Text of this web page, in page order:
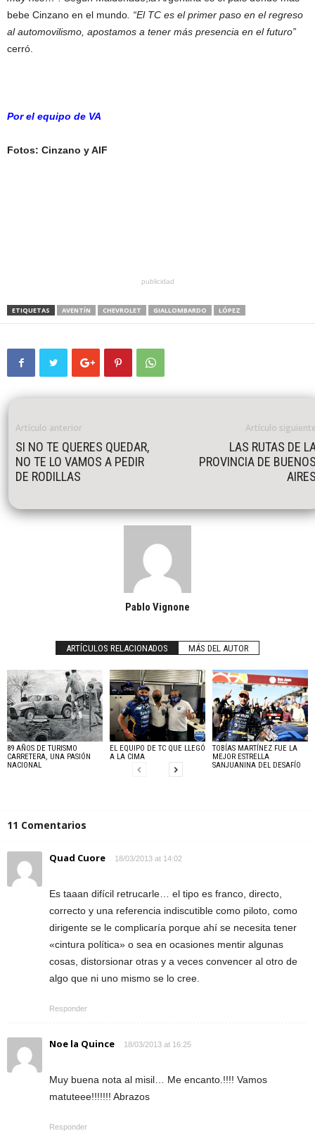
bebe Cinzano en el mundo . “El TC es el primer paso en el regreso
al automovilismo, apostamos a tener más presencia en el futuro”
cerró.
Por el equipo de VA
Fotos: Cinzano y AIF
publicidad
ETIQUETAS AVENTÍN CHEVROLET GIALLOMBARDO LÓPEZ
Artículo anterior
SI NO TE QUERES QUEDAR,
NO TE LO VAMOS A PEDIR
DE RODILLAS
Artículo
LAS RUTAS DE
PROVINCIA DE
Pablo Vignone
ARTÍCULOS RELACIONADOS MÁS DEL AUTOR
89 AÑOS DE TURISMO
CARRETERA, UNA PASIÓN
NACIONAL
EL EQUIPO DE TC QUE LLEGÓ
A LA CIMA
TOBÍAS MARTÍNEZ FUE LA
MEJOR ESTRELLA
SANJUANINA DEL DESAFÍO
11 Comentarios
Quad Cuore 18/03/2013 at 14:02
Es taaan difícil retrucarle… el tipo es franco, directo,
correcto y una referencia indiscutible como piloto, como
dirigente se le complicaría porque ahí se necesita tener
«cintura política» o sea en ocasiones mentir algunas
cosas, distorsionar otras y a veces convencer al otro de
algo que ni uno mismo se lo cree.
Responder
Noe la Quince 18/03/2013 at 16:25
Muy buena nota al misil… Me encanto.!!!! Vamos
matuteee!!!!!!! Abrazos
Responder